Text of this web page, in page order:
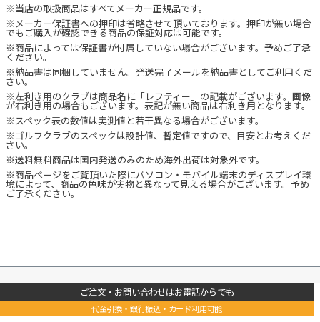
※当店の取扱商品はすべてメーカー正規品です。
※メーカー保証書への押印は省略させて頂いております。押印が無い場合
でもご購入が確認できる商品の保証対応は可能です。
※商品によっては保証書が付属していない場合がございます。予めご了承
ください。
※納品書は同梱していません。発送完了メールを納品書としてご利用くだ
さい。
※左利き用のクラブは商品名に「レフティー」の記載がございます。画像
が右利き用の場合もございます。表記が無い商品は右利き用となります。
※スペック表の数値は実測値と若干異なる場合がございます。
※ゴルフクラブのスペックは設計値、暫定値ですので、目安とお考えくだ
さい。
※送料無料商品は国内発送のみのため海外出荷は対象外です。
※商品ページをご覧頂いた際にパソコン・モバイル端末のディスプレイ環
境によって、商品の色味が実物と異なって見える場合がございます。予め
ご了承ください。
ご注文・お問い合わせはお電話からでも
代金引換・銀行振込・カード利用可能